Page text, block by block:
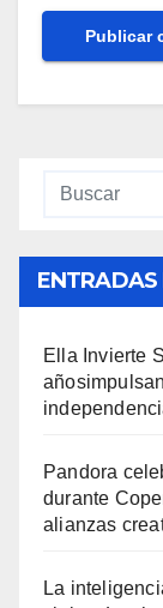
ENTRADAS
Ella Invierte
Pandora
durante
alianzas
La